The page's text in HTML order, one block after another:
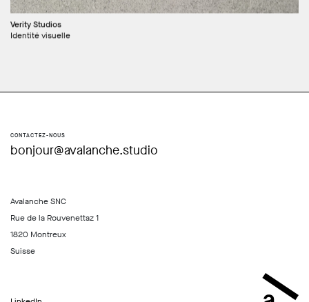
Verity Studios
Identité visuelle
CONTACTEZ-NOUS
bonjour@avalanche.studio
Avalanche SNC
Rue de la Rouvenettaz 1
1820 Montreux
Suisse